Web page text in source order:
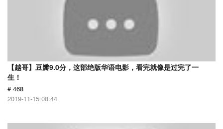
【越哥】豆瓣9.0分，这部绝版华语电影，看完就像是过完了一
生！
# 468
2019-11-15 08:44